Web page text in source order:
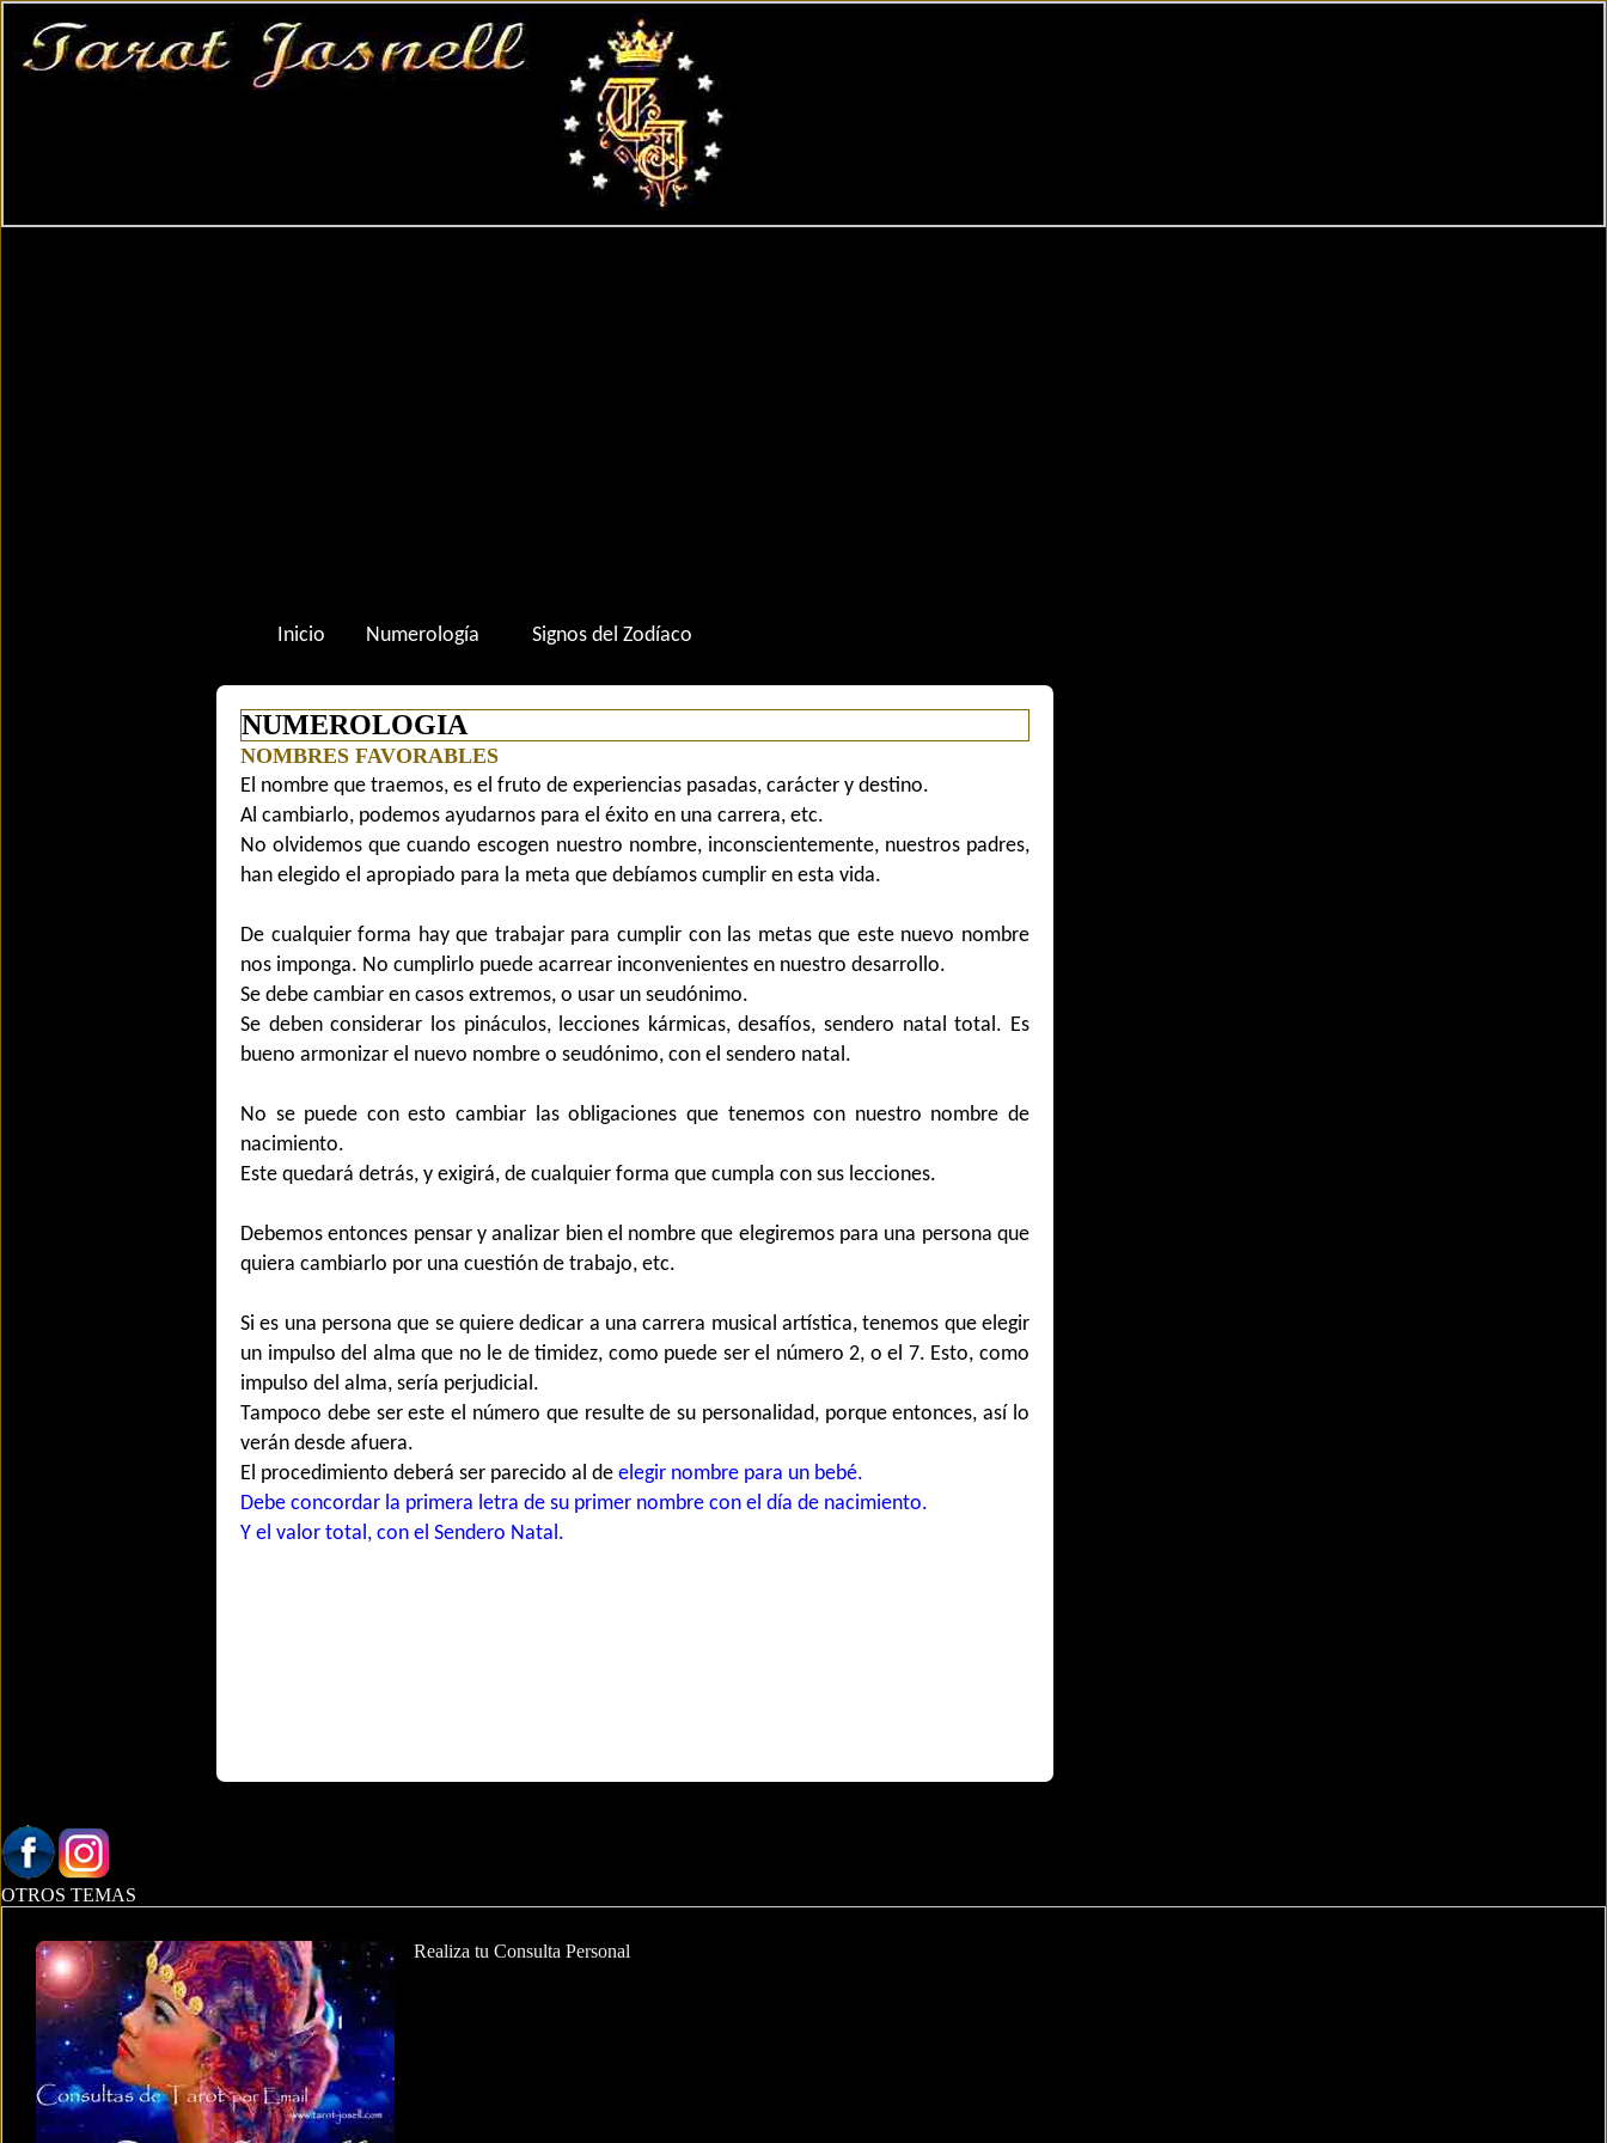
Inicio Numerología Signos del Zodíaco
NUMEROLOGIA
NOMBRES FAVORABLES
El nombre que traemos, es el fruto de experiencias pasadas, carácter y destino.
Al cambiarlo, podemos ayudarnos para el éxito en una carrera, etc.
No olvidemos que cuando escogen nuestro nombre, inconscientemente, nuestros padres,
han elegido el apropiado para la meta que debíamos cumplir en esta vida.
De cualquier forma hay que trabajar para cumplir con las metas que este nuevo nombre
nos imponga. No cumplirlo puede acarrear inconvenientes en nuestro desarrollo.
Se debe cambiar en casos extremos, o usar un seudónimo.
Se deben considerar los pináculos, lecciones kármicas, desafíos, sendero natal total. Es
bueno armonizar el nuevo nombre o seudónimo, con el sendero natal.
No se puede con esto cambiar las obligaciones que tenemos con nuestro nombre de
nacimiento.
Este quedará detrás, y exigirá, de cualquier forma que cumpla con sus lecciones.
Debemos entonces pensar y analizar bien el nombre que elegiremos para una persona que
quiera cambiarlo por una cuestión de trabajo, etc.
Si es una persona que se quiere dedicar a una carrera musical artística, tenemos que elegir
un impulso del alma que no le de timidez, como puede ser el número 2, o el 7. Esto, como
impulso del alma, sería perjudicial.
Tampoco debe ser este el número que resulte de su personalidad, porque entonces, así lo
verán desde afuera.
El procedimiento deberá ser parecido al de elegir nombre para un bebé.
Debe concordar la primera letra de su primer nombre con el día de nacimiento.
Y el valor total, con el Sendero Natal.
OTROS TEMAS
Realiza tu Consulta Personal